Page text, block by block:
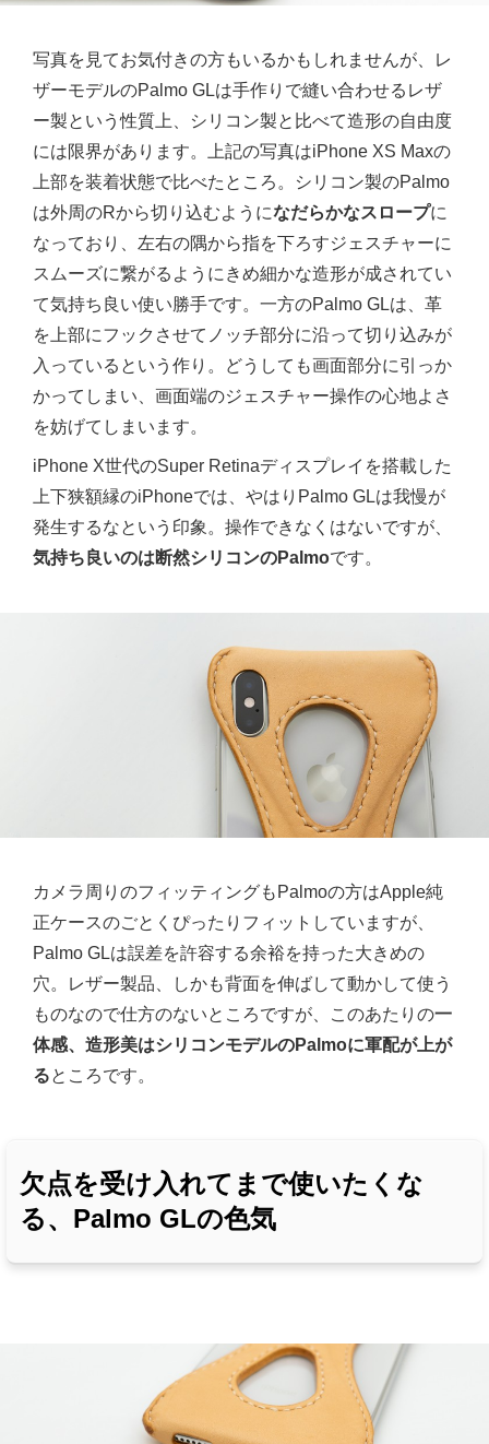
写真を見てお気付きの方もいるかもしれませんが、レ
ザーモデルのPalmo GLは手作りで縫い合わせるレザ
ー製という性質上、シリコン製と比べて造形の自由度
には限界があります。上記の写真はiPhone XS Maxの
上部を装着状態で比べたところ。シリコン製のPalmo
は外周のRから切り込むようになだらかなスロープに
なっており、左右の隅から指を下ろすジェスチャーに
スムーズに繋がるようにきめ細かな造形が成されてい
て気持ち良い使い勝手です。一方のPalmo GLは、革
を上部にフックさせてノッチ部分に沿って切り込みが
入っているという作り。どうしても画面部分に引っか
かってしまい、画面端のジェスチャー操作の心地よさ
を妨げてしまいます。
iPhone X世代のSuper Retinaディスプレイを搭載した
上下狭額縁のiPhoneでは、やはりPalmo GLは我慢が
発生するなという印象。操作できなくはないですが、
気持ち良いのは断然シリコンのPalmoです。
カメラ周りのフィッティングもPalmoの方はApple純
正ケースのごとくぴったりフィットしていますが、
Palmo GLは誤差を許容する余裕を持った大きめの
穴。レザー製品、しかも背面を伸ばして動かして使う
ものなので仕方のないところですが、このあたりの一
体感、造形美はシリコンモデルのPalmoに軍配が上が
るところです。
欠点を受け入れてまで使いたくな
る、Palmo GLの色気